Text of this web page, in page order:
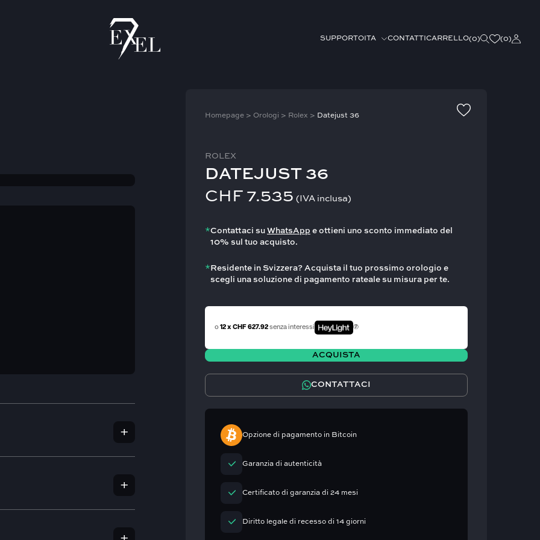
SUPPORTOITA CONTATTICARRELLO(0) (0)
Homepage > Orologi > Rolex > Datejust 36
ROLEX
DATEJUST 36
CHF 7.535 (IVA inclusa)
*Contattaci su WhatsApp e ottieni uno sconto immediato del
10% sul tuo acquisto.
*Residente in Svizzera? Acquista il tuo prossimo orologio e
scegli una soluzione di pagamento rateale su misura per te.
o12 x CHF 627.92senza interessi
ACQUISTA
CONTATTACI
Opzione di pagamento in Bitcoin
Garanzia di autenticità
Certificato di garanzia di 24 mesi
Diritto legale di recesso di 14 giorni